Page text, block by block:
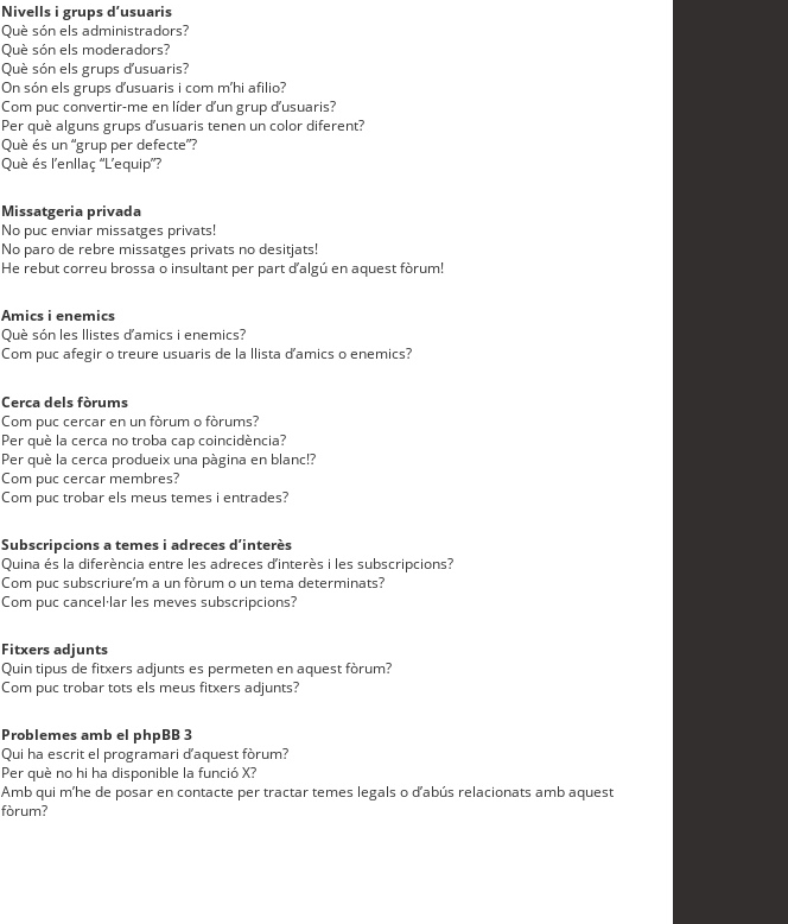
Nivells i grups d’usuaris
Què són els administradors?
Què són els moderadors?
Què són els grups d’usuaris?
On són els grups d’usuaris i com m’hi afilio?
Com puc convertir-me en líder d’un grup d’usuaris?
Per què alguns grups d’usuaris tenen un color diferent?
Què és un “grup per defecte”?
Què és l’enllaç “L’equip”?
Missatgeria privada
No puc enviar missatges privats!
No paro de rebre missatges privats no desitjats!
He rebut correu brossa o insultant per part d’algú en aquest fòrum!
Amics i enemics
Què són les llistes d’amics i enemics?
Com puc afegir o treure usuaris de la llista d’amics o enemics?
Cerca dels fòrums
Com puc cercar en un fòrum o fòrums?
Per què la cerca no troba cap coincidència?
Per què la cerca produeix una pàgina en blanc!?
Com puc cercar membres?
Com puc trobar els meus temes i entrades?
Subscripcions a temes i adreces d’interès
Quina és la diferència entre les adreces d’interès i les subscripcions?
Com puc subscriure’m a un fòrum o un tema determinats?
Com puc cancel·lar les meves subscripcions?
Fitxers adjunts
Quin tipus de fitxers adjunts es permeten en aquest fòrum?
Com puc trobar tots els meus fitxers adjunts?
Problemes amb el phpBB 3
Qui ha escrit el programari d’aquest fòrum?
Per què no hi ha disponible la funció X?
Amb qui m’he de posar en contacte per tractar temes legals o d’abús relacionats amb aquest
fòrum?